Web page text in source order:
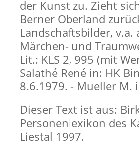
der Kunst zu. Zieht
Berner Oberland
Landschaftsbilder,
Märchen- und
Lit.: KLS 2, 995 (mit
Salathé René in: HK
8.6.1979. - Mueller M.
Dieser Text ist aus:
Personenlexikon des
Liestal 1997.